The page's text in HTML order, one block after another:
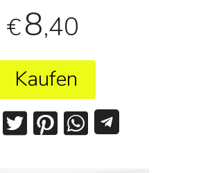
€8,40
Kaufen